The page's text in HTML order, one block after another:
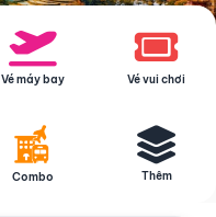
Vé máy bay Vé vui chơi
Combo Thêm